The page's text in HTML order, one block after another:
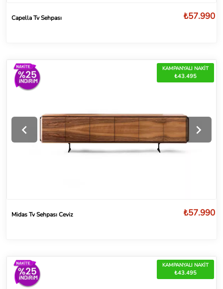
Capella Tv Sehpası ₺57.990
KAMPANYALI NAKİT
₺43.495
Midas Tv Sehpası Ceviz ₺57.990
KAMPANYALI NAKİT
₺43.495